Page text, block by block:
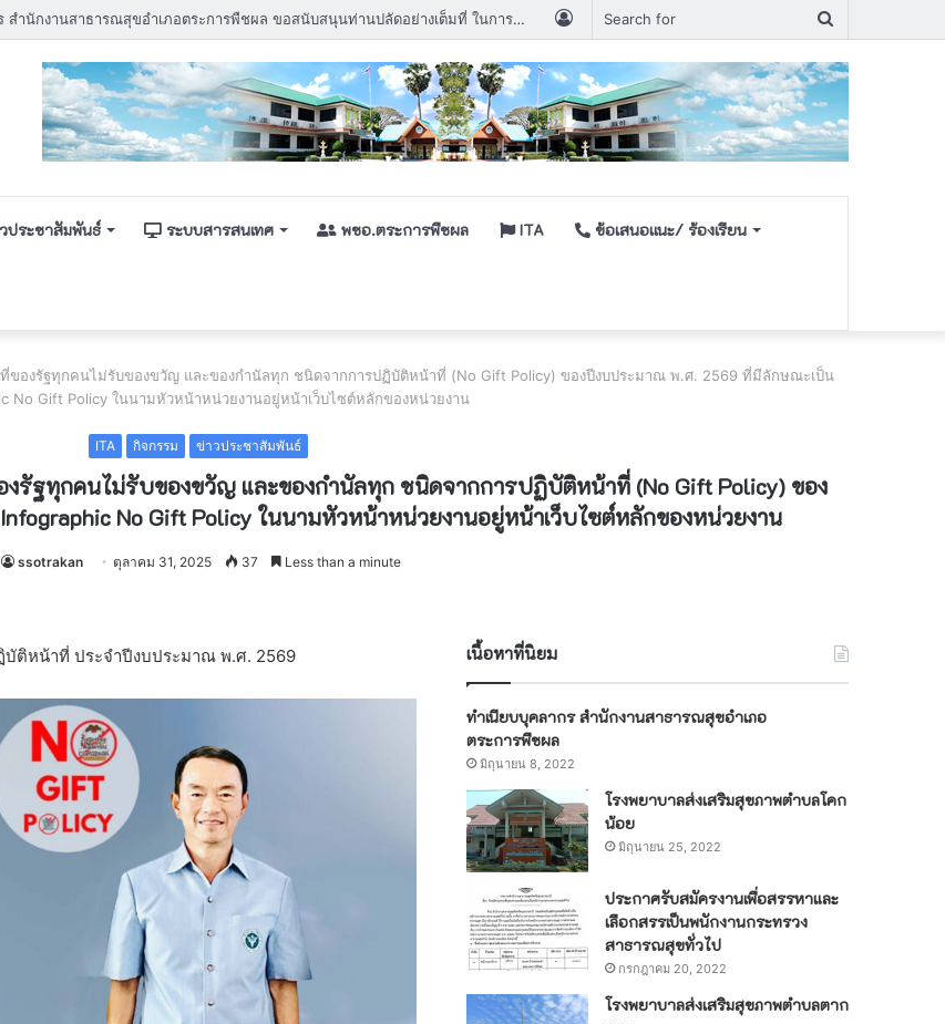
ประกาศรายชื่อผู้มีสิทธิเข้ารับการเลือกสรรพนักงานกระทรวงสาธารณสุขกำหนดวัน เวลา สถานที่ ในการประเมินสมรรถนะ ครั้งที่ ๑
for
Log
In
ประชาสัมพันธ์ ระบบสารสนเทศ พชอ.ตระการพืชผล ITA ข้อเสนอเเนะ/ ร้องเรียน
ที่ของรัฐทุกคนไม่รับของขวัญ และของกำนัลทุก ชนิดจากการปฏิบัติหน้าที่ (No Gift Policy) ของปีงบประมาณ พ.ศ. 2569 ที่มีลักษณะเป็น
No Gift Policy ในนามหัวหน้าหน่วยงานอยู่หน้าเว็บไซต์หลักของหน่วยงาน
ITA กิจกรรม ข่าวประชาสัมพันธ์
รัฐทุกคนไม่รับของขวัญ และของกำนัลทุก ชนิดจากการปฏิบัติหน้าที่ (No Gift Policy) ของ
No Gift Policy ในนามหัวหน้าหน่วยงานอยู่หน้าเว็บไซต์หลักของหน่วยงาน
ssotrakan ตุลาคม 31, 2025 37 Less than a minute
ติหน้าที่ ประจำปีงบประมาณ พ.ศ. 2569 เนื้อหาที่นิยม
ทำเนียบบุคลากร สำนักงานสาธารณสุขอำเภอ
ตระการพืชผล
มิถุนายน 8, 2022
โรงพยาบาลส่งเสริมสุขภาพตำบลโคก
น้อย
มิถุนายน 25, 2022
ประกาศรับสมัครงานเพื่อสรรหาและ
เลือกสรรเป็นพนักงานกระทรวง
สาธารณสุขทั่วไป
กรกฎาคม 20, 2022
โรงพยาบาลส่งเสริมสุขภาพตำบลตาก